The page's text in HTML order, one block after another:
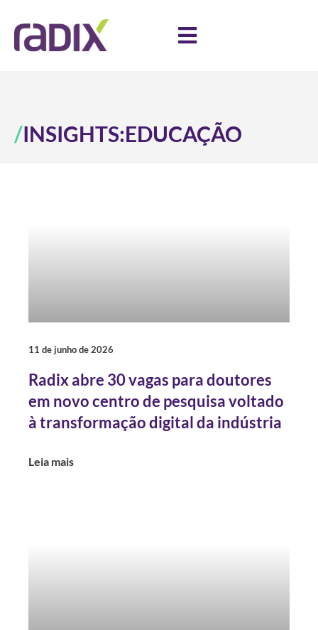
/INSIGHTS:EDUCAÇÃO
Radix abre 30 vagas para doutores
em novo centro de pesquisa voltado
à transformação digital da indústria
Leia mais
11 de junho de 2026